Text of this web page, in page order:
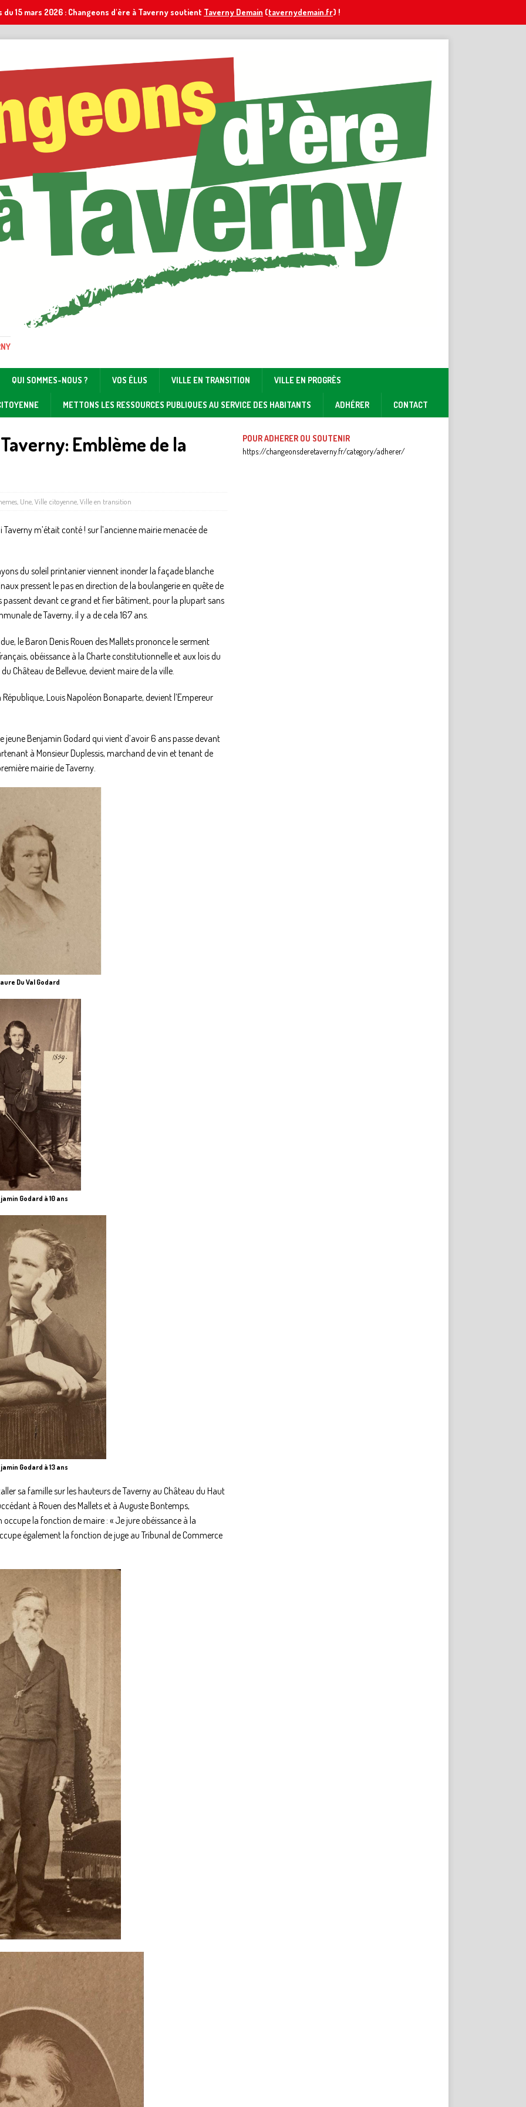
15 mars 2026 : Changeons d'ère à Taverny soutient Taverny Demain (tavernydemain.fr) !
QUI SOMMES-NOUS ? VOS ÉLUS VILLE EN TRANSITION VILLE EN PROGRÈS
METTONS LES RESSOURCES PUBLIQUES AU SERVICE DES HABITANTS ADHÉRER CONTACT
Emblème de la
Une Ville citoyenne Ville en transition
m’était conté ! sur l’ancienne mairie menacée de
du soleil printanier viennent inonder la façade blanche
pressent le pas en direction de la boulangerie en quête de
devant ce grand et fier bâtiment, pour la plupart sans
de Taverny, il y a de cela 167 ans.
le Baron Denis Rouen des Mallets prononce le serment
obéissance à la Charte constitutionnelle et aux lois du
Château de Bellevue, devient maire de la ville.
République, Louis Napoléon Bonaparte, devient l’Empereur
jeune Benjamin Godard qui vient d’avoir 6 ans passe devant
à Monsieur Duplessis, marchand de vin et tenant de
mairie de Taverny.
Du Val Godard
Godard à 10 ans
Godard à 13 ans
sa famille sur les hauteurs de Taverny au Château du Haut
à Rouen des Mallets et à Auguste Bontemps,
la fonction de maire : « Je jure obéissance à la
également la fonction de juge au Tribunal de Commerce
POUR ADHERER OU SOUTENIR
https://changeonsderetaverny.fr/category/adherer/